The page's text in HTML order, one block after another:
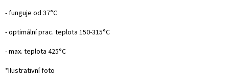
- funguje od 37°C
- optimální prac. teplota 150-315°C
- max. teplota 425°C
*Ilustrativní foto